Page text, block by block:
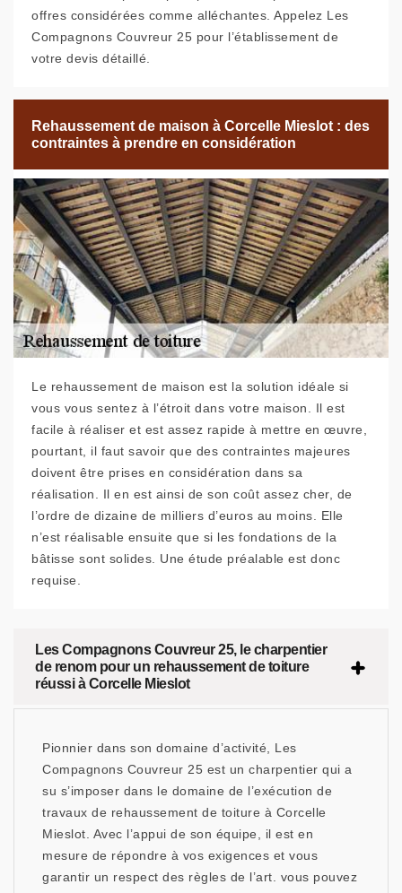
offres considérées comme alléchantes. Appelez Les
Compagnons Couvreur 25 pour l’établissement de
votre devis détaillé.
Rehaussement de maison à Corcelle Mieslot : des
contraintes à prendre en considération
Le rehaussement de maison est la solution idéale si
vous vous sentez à l’étroit dans votre maison. Il est
facile à réaliser et est assez rapide à mettre en œuvre,
pourtant, il faut savoir que des contraintes majeures
doivent être prises en considération dans sa
réalisation. Il en est ainsi de son coût assez cher, de
l’ordre de dizaine de milliers d’euros au moins. Elle
n’est réalisable ensuite que si les fondations de la
bâtisse sont solides. Une étude préalable est donc
requise.
Les Compagnons Couvreur 25, le charpentier
de renom pour un rehaussement de toiture
réussi à Corcelle Mieslot
Pionnier dans son domaine d’activité, Les
Compagnons Couvreur 25 est un charpentier qui a
su s’imposer dans le domaine de l’exécution de
travaux de rehaussement de toiture à Corcelle
Mieslot. Avec l’appui de son équipe, il est en
mesure de répondre à vos exigences et vous
garantir un respect des règles de l’art. vous pouvez